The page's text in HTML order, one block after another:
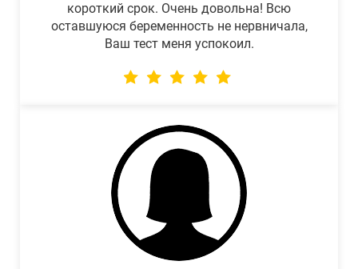
короткий срок. Очень довольна! Всю
оставшуюся беременность не нервничала,
Ваш тест меня успокоил.